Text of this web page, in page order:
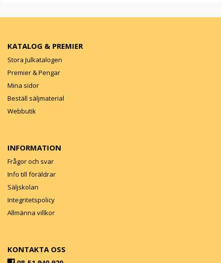
KATALOG & PREMIER
Stora Julkatalogen
Premier & Pengar
Mina sidor
Beställ säljmaterial
Webbutik
INFORMATION
Frågor och svar
Info till föräldrar
Säljskolan
Integritetspolicy
Allmänna villkor
KONTAKTA OSS